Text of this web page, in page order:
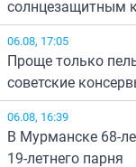
солнцезащитным
06.08, 17:05
Проще только
советские
06.08, 16:39
В Мурманске 68-
19-летнего парня